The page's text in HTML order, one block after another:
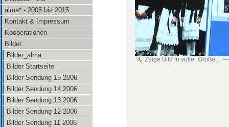
alma* - 2005 bis 2015
Kontakt & Impressum
Kooperationen
Bilder
Bilder_alma
Bilder Startseite
Bilder Sendung 15 2006
Bilder Sendung 14 2006
Bilder Sendung 13 2006
Bilder Sendung 12 2006
Bilder Sendung 11 2006
Zeige Bild in voller Größe…